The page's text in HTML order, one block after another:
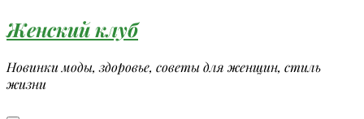
Перейти
к
содержимому
Женский клуб
Новинки моды, здоровье, советы для женщин, стиль
жизни